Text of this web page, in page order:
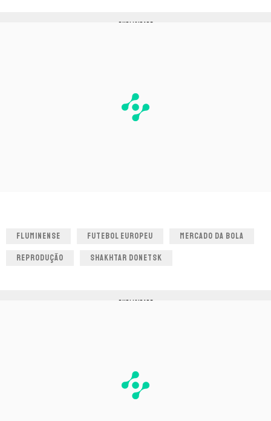
PUBLICIDADE
FLUMINENSE FUTEBOL EUROPEU MERCADO DA BOLA
REPRODUÇÃO SHAKHTAR DONETSK
PUBLICIDADE